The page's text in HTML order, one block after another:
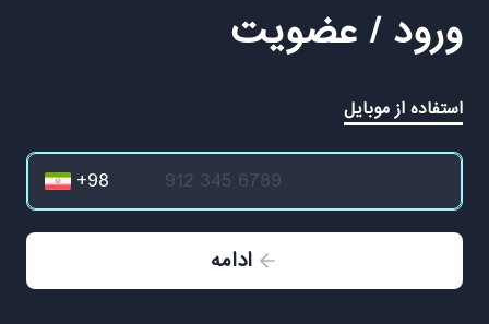
ورود / عضویت
استفاده از موبایل
ادامه